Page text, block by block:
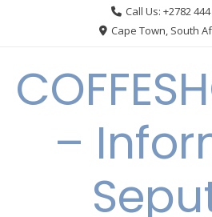
Call Us: +2782 444
Cape Town, South
–